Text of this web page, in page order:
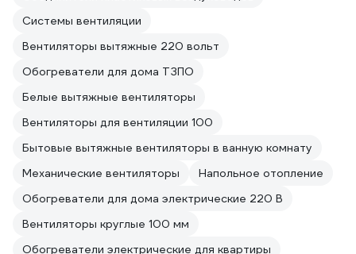
Системы вентиляции
Вентиляторы вытяжные 220 вольт
Обогреватели для дома ТЗПО
Белые вытяжные вентиляторы
Вентиляторы для вентиляции 100
Бытовые вытяжные вентиляторы в ванную комнату
Механические вентиляторы
Напольное отопление
Обогреватели для дома электрические 220 В
Вентиляторы круглые 100 мм
Обогреватели электрические для квартиры